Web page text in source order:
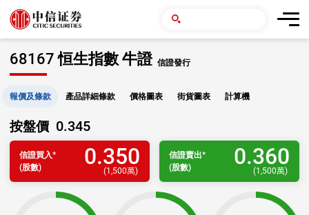
68167 恒生指數 牛證 信證發行
報價及條款 產品詳細條款 價格圖表 街貨圖表 計算機
按盤價 0.345
信證買入*
(股數)
0.350
(1,500萬)
信證賣出*
(股數)
0.360
(1,500萬)